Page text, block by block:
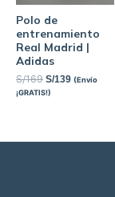
Polo de
entrenamiento
Real Madrid |
Adidas
S/169 S/139 (Envío
¡GRATIS!)